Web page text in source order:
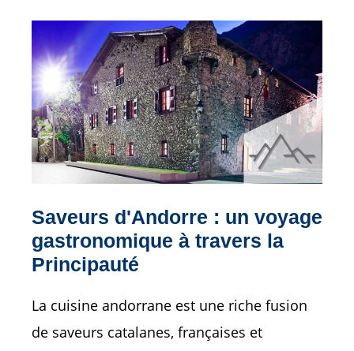
Saveurs d'Andorre : un voyage
gastronomique à travers la
Principauté
La cuisine andorrane est une riche fusion
de saveurs catalanes, françaises et